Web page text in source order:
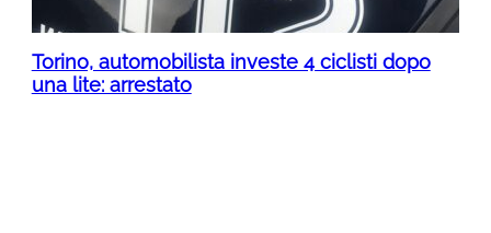
Torino, automobilista investe 4 ciclisti dopo
una lite: arrestato